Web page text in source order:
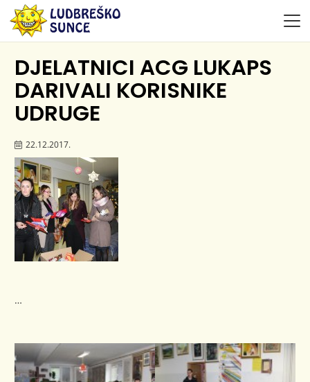
DJELATNICI ACG LUKAPS
DARIVALI KORISNIKE
UDRUGE
22.12.2017.
…